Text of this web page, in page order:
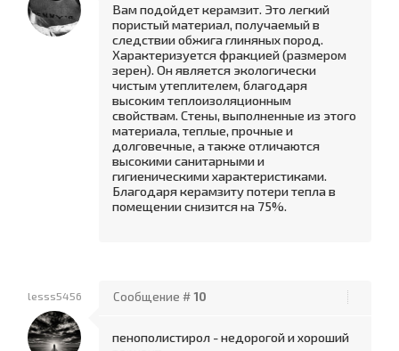
Вам подойдет керамзит. Это легкий
пористый материал, получаемый в
следствии обжига глиняных пород.
Характеризуется фракцией (размером
зерен). Он является экологически
чистым утеплителем, благодаря
высоким теплоизоляционным
свойствам. Стены, выполненные из этого
материала, теплые, прочные и
долговечные, а также отличаются
высокими санитарными и
гигиеническими характеристиками.
Благодаря керамзиту потери тепла в
помещении снизится на 75%.
lesss5456 Сообщение #10
пенополистирол - недорогой и хороший